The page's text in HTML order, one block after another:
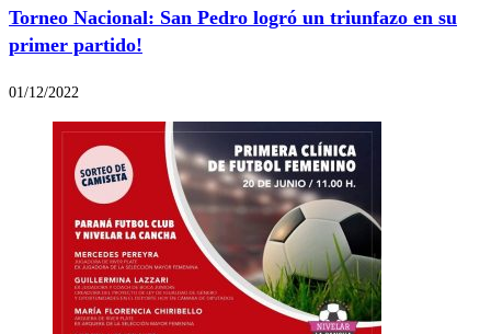
Torneo Nacional: San Pedro logró un triunfazo en su
primer partido!
01/12/2022